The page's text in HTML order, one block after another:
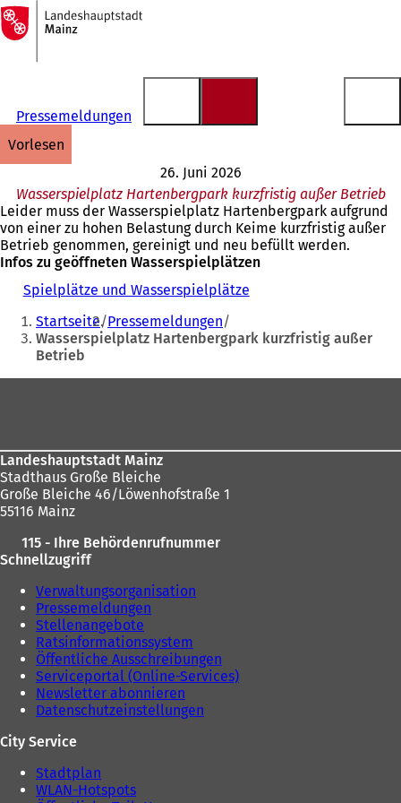
Inhalt anspringen
Zur
Startseite
Pressemeldungen
vorlesen
26. Juni 2026
Wasserspielplatz Hartenbergpark kurzfristig außer Betrieb
Leider muss der Wasserspielplatz Hartenbergpark aufgrund
von einer zu hohen Belastung durch Keime kurzfristig außer
Betrieb genommen, gereinigt und neu befüllt werden.
Infos zu geöffneten Wasserspielplätzen
Spielplätze und Wasserspielplätze
Sie
befinden
sich
hier:
Startseite Pressemeldungen
Wasserspielplatz Hartenbergpark kurzfristig außer
Betrieb
Landeshauptstadt Mainz
Stadthaus Große Bleiche
Große Bleiche 46/Löwenhofstraße 1
55116 Mainz
115 - Ihre Behördenrufnummer
Schnellzugriff
Verwaltungsorganisation
Pressemeldungen
Stellenangebote
Ratsinformationssystem
Öffentliche Ausschreibungen
Serviceportal (Online-Services)
Newsletter abonnieren
Datenschutzeinstellungen
City Service
Stadtplan
WLAN-Hotspots